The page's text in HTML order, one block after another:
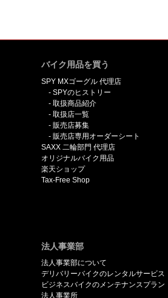
バイク用品を買う
SPY MXゴーグル 代理店
SPYのヒストリー
取扱商品紹介
取扱店一覧
販売店募集
販売店専用オーダーシート
SAXX 二輪部門 代理店
オリジナルバイク用品
楽天ショップ
Tax-Free Shop
法人事業部
法人事業部について
デリバリーバイクのレンタルサービス
ビジネスバイクのメンテナンスプラン
法人事業所